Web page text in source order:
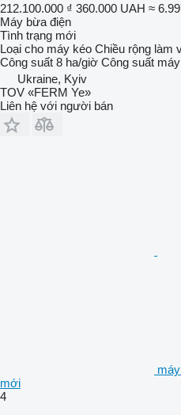
212.100.000 ₫ 360.000 UAH ≈
Máy bừa điện
Tình trạng mới
Loại cho máy kéo Chiều rộng làm
Công suất 8 ha/giờ Công suất
Ukraine, Kyiv
TOV «FERM Ye»
Liên hệ với người bán
mới
4